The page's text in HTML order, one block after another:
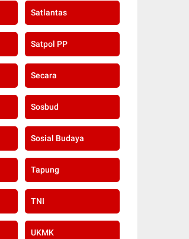
Satlantas
Satpol PP
Secara
Sosbud
Sosial Budaya
Tapung
TNI
UKMK